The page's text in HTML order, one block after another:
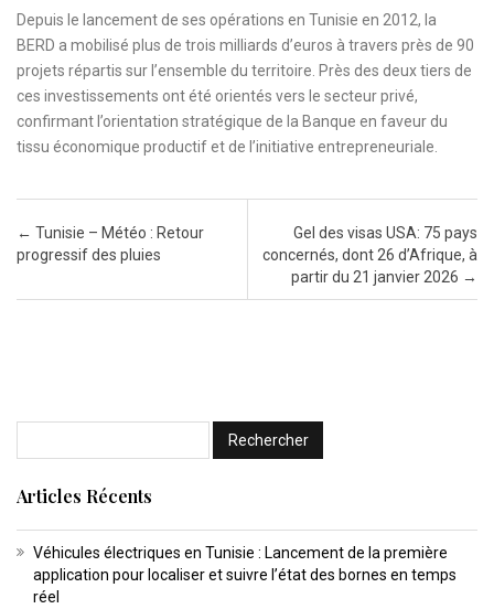
Depuis le lancement de ses opérations en Tunisie en 2012, la
BERD a mobilisé plus de trois milliards d’euros à travers près de 90
projets répartis sur l’ensemble du territoire. Près des deux tiers de
ces investissements ont été orientés vers le secteur privé,
confirmant l’orientation stratégique de la Banque en faveur du
tissu économique productif et de l’initiative entrepreneuriale.
Post navigation
← Tunisie – Météo : Retour
progressif des pluies
Gel des visas USA: 75 pays
concernés, dont 26 d’Afrique, à
partir du 21 janvier 2026 →
Articles Récents
Véhicules électriques en Tunisie : Lancement de la première
application pour localiser et suivre l’état des bornes en temps
réel